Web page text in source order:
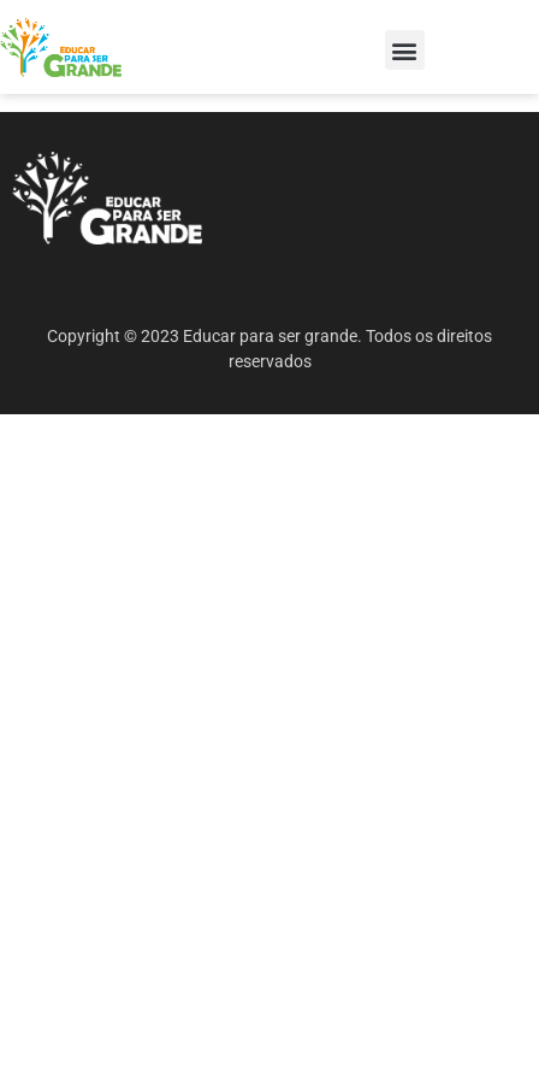
Copyright © 2023 Educar para ser grande. Todos os direitos
reservados